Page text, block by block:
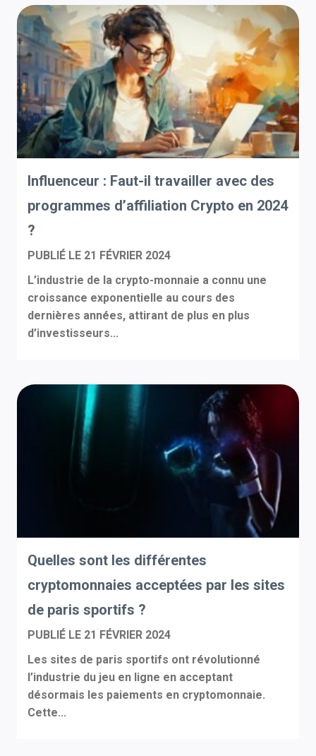
Influenceur : Faut-il travailler avec des
programmes d’affiliation Crypto en 2024
?
PUBLIÉ LE 21 FÉVRIER 2024
L’industrie de la crypto-monnaie a connu une
croissance exponentielle au cours des
dernières années, attirant de plus en plus
d’investisseurs...
Quelles sont les différentes
cryptomonnaies acceptées par les sites
de paris sportifs ?
PUBLIÉ LE 21 FÉVRIER 2024
Les sites de paris sportifs ont révolutionné
l’industrie du jeu en ligne en acceptant
désormais les paiements en cryptomonnaie.
Cette...